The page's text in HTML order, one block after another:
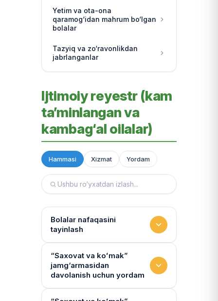
Yetim va ota-ona
qaramog‘idan mahrum bo‘lgan
bolalar
Tazyiq va zo‘ravonlikdan
jabrlanganlar
Ijtimoiy reyestr (kam
ta’minlangan va
kambag‘al oilalar)
Hammasi Xizmat Yordam
Bolalar nafaqasini
tayinlash
To‘lov miqdori
Miqdor qonunchilik bilan belgilanadi.
“Kambag‘allik chegarasidagi oila”ga
75% yoki 50% to‘lanadi
“Saxovat va koʻmak”
jamg‘armasidan
davolanish uchun yordam